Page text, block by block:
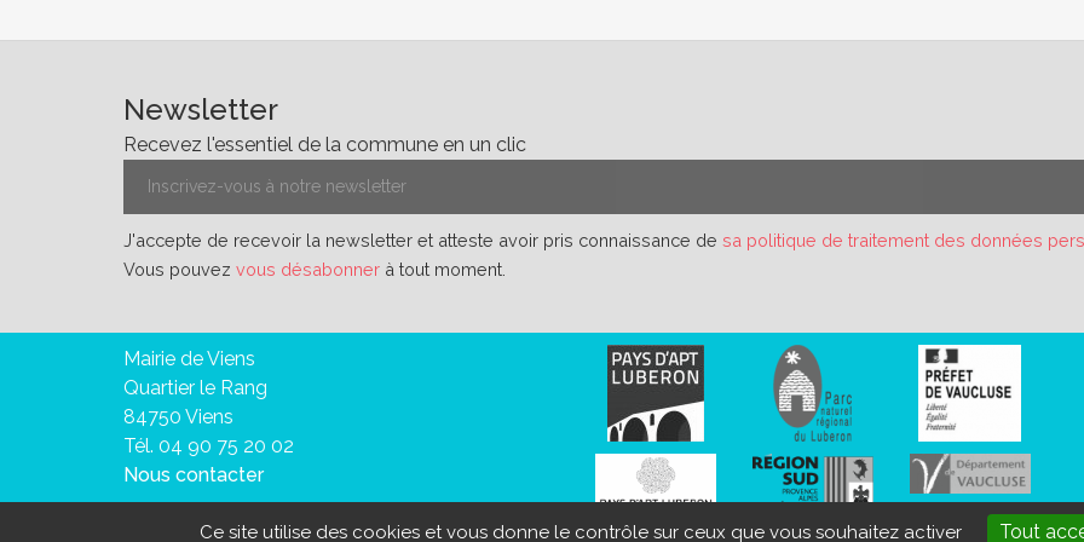
Newsletter
Recevez l'essentiel de la commune en un clic
J'accepte de recevoir la newsletter et atteste avoir pris connaissance de sa politique de traitement des données
Vous pouvez vous désabonner à tout moment.
Mairie de Viens
Quartier le Rang
84750 Viens
Tél. 04 90 75 20 02
Nous contacter
Mentions légales Données personnelles Aide et accessibilité Plan
Ce site utilise des cookies et vous donne le contrôle sur ceux que vous souhaitez activer Tout